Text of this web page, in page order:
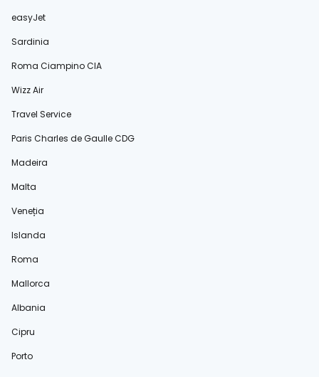
easyJet
Sardinia
Roma Ciampino CIA
Wizz Air
Travel Service
Paris Charles de Gaulle CDG
Madeira
Malta
Veneția
Islanda
Roma
Mallorca
Albania
Cipru
Porto